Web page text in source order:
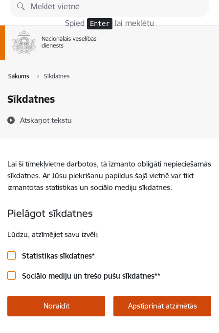
Pāriet uz lapas saturu
Spied Enter lai meklētu
Sākums Sīkdatnes
Sīkdatnes
Atskaņot tekstu
Lai šī tīmekļvietne darbotos, tā izmanto obligāti nepieciešamās
sīkdatnes. Ar Jūsu piekrišanu papildus šajā vietnē var tikt
izmantotas statistikas un sociālo mediju sīkdatnes.
Pielāgot sīkdatnes
Lūdzu, atzīmējiet savu izvēli:
Statistikas sīkdatnes*
Sociālo mediju un trešo pušu sīkdatnes**
Noraidīt Apstiprināt atzīmētās